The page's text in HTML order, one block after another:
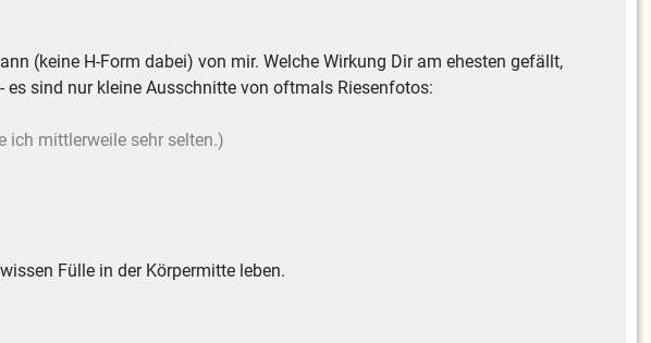
(keine H-Form dabei) von mir. Welche Wirkung Dir am ehesten gefällt,
sind nur kleine Ausschnitte von oftmals Riesenfotos:
ich mittlerweile sehr selten.)
Fülle in der Körpermitte leben.